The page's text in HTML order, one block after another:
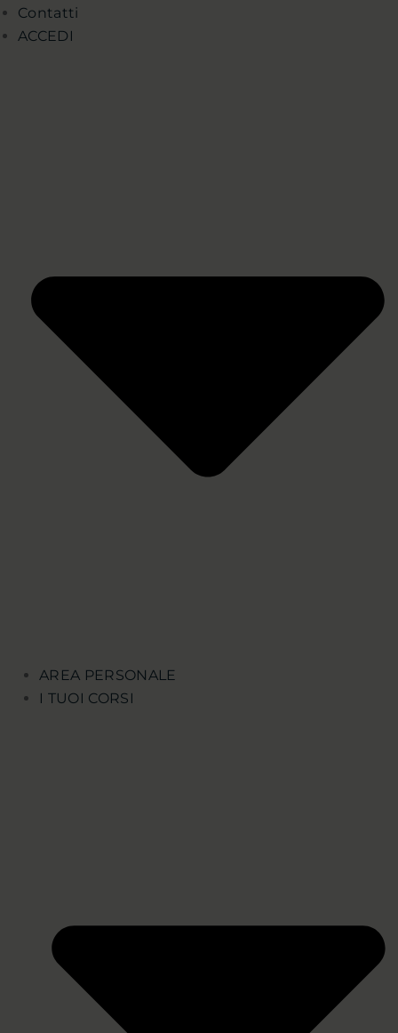
Contatti
ACCEDI
AREA PERSONALE
I TUOI CORSI